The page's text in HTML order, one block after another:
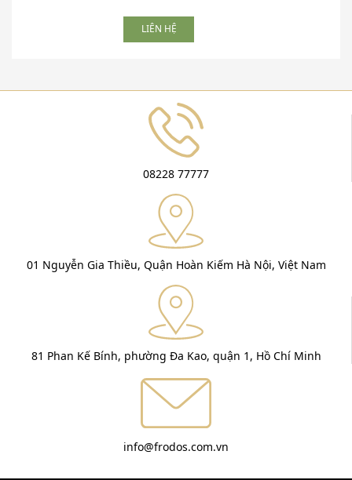
LIÊN HỆ
08228 77777
01 Nguyễn Gia Thiều, Quận Hoàn Kiếm Hà Nội, Việt Nam
81 Phan Kế Bính, phường Đa Kao, quận 1, Hồ Chí Minh
info@frodos.com.vn